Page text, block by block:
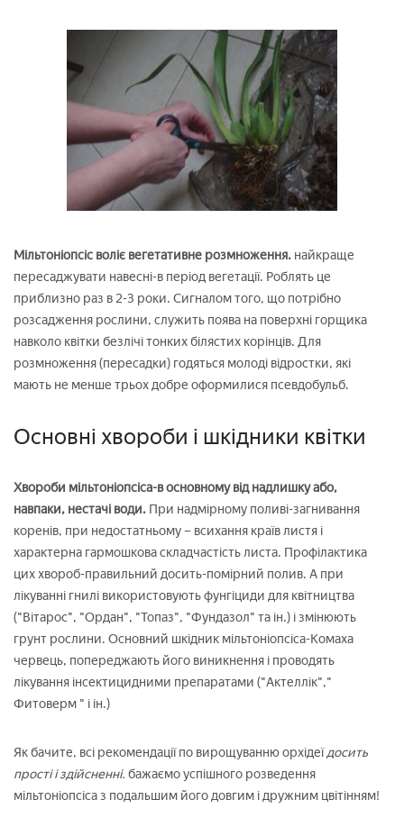
Мільтоніопсіс воліє вегетативне розмноження. найкраще
пересаджувати навесні-в період вегетації. Роблять це
приблизно раз в 2-3 роки. Сигналом того, що потрібно
розсадження рослини, служить поява на поверхні горщика
навколо квітки безлічі тонких білястих корінців. Для
розмноження (пересадки) годяться молоді відростки, які
мають не менше трьох добре оформилися псевдобульб.
Основні хвороби і шкідники квітки
Хвороби мільтоніопсіса-в основному від надлишку або,
навпаки, нестачі води. При надмірному поливі-загнивання
коренів, при недостатньому – всихання країв листя і
характерна гармошкова складчастість листа. Профілактика
цих хвороб-правильний досить-помірний полив. А при
лікуванні гнилі використовують фунгіциди для квітництва
("Вітарос", "Ордан", "Топаз", "Фундазол" та ін.) і змінюють
грунт рослини. Основний шкідник мільтоніопсіса-Комаха
червець, попереджають його виникнення і проводять
лікування інсектицидними препаратами ("Актеллік","
Фитоверм " і ін.)
Як бачите, всі рекомендації по вирощуванню орхідеїдосить
прості і здійсненні. бажаємо успішного розведення
мільтоніопсіса з подальшим його довгим і дружним цвітінням!